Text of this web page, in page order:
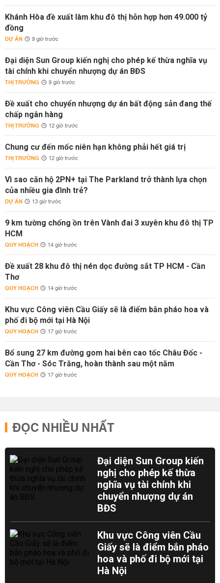
Khánh Hòa đề xuất làm khu đô thị hỗn hợp hơn 49.000 tỷ
đồng
DỰ ÁN 9 giờ trước
Đại diện Sun Group kiến nghị cho phép kế thừa nghĩa vụ
tài chính khi chuyển nhượng dự án BĐS
THỊ TRƯỜNG 9 giờ trước
Đề xuất cho chuyển nhượng dự án bất động sản đang thế
chấp ngân hàng
THỊ TRƯỜNG 12 giờ trước
Chung cư đến mốc niên hạn không phải hết giá trị
THỊ TRƯỜNG 12 giờ trước
Vì sao căn hộ 2PN+ tại The Parkland trở thành lựa chọn
của nhiều gia đình trẻ?
DỰ ÁN 13 giờ trước
9 km tường chống ồn trên Vành đai 3 xuyên khu đô thị TP
HCM
QUY HOẠCH 14 giờ trước
Đề xuất 28 khu đô thị nén dọc đường sắt TP HCM - Cần
Thơ
QUY HOẠCH 14 giờ trước
Khu vực Công viên Cầu Giấy sẽ là điểm bắn pháo hoa và
phố đi bộ mới tại Hà Nội
QUY HOẠCH 17 giờ trước
Bổ sung 27 km đường gom hai bên cao tốc Châu Đốc -
Cần Thơ - Sóc Trăng, hoàn thành sau một năm
QUY HOẠCH 17 giờ trước
ĐỌC NHIỀU NHẤT
Đại diện Sun Group kiến
nghị cho phép kế thừa
nghĩa vụ tài chính khi
chuyển nhượng dự án
BĐS
Khu vực Công viên Cầu
Giấy sẽ là điểm bắn pháo
hoa và phố đi bộ mới tại
Hà Nội